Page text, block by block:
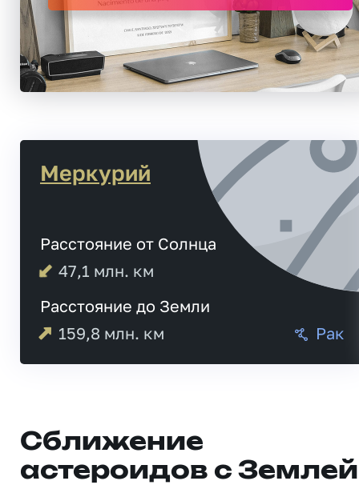
Меркурий
Расстояние от Солнца
47,1 млн. км
Расстояние до Земли
159,8 млн. км Рак
Сближение
астероидов с Землей